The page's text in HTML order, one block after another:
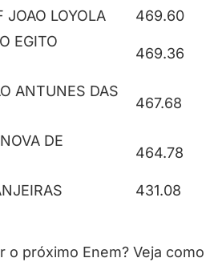
JOAO LOYOLA 469.60
EGITO
469.36
ANTUNES DAS
467.68
DE
464.78
431.08
o próximo Enem? Veja como